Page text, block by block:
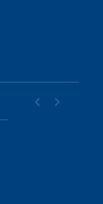
chevron_left chevron_right